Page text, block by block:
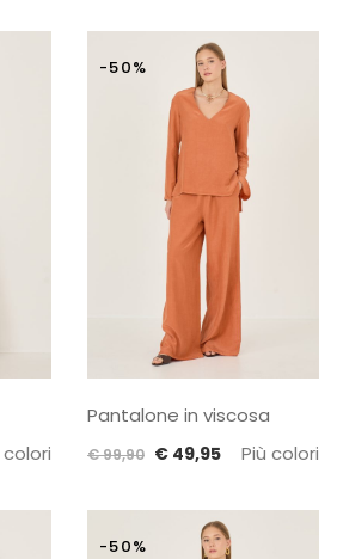
originale
era:
€ 105,90.
attuale
è:
€ 52,95.
colori
-50%
Pantalone in viscosa
€99,90 Il
originale
€ 49,95Il
attuale
è:
Più colori
-50%